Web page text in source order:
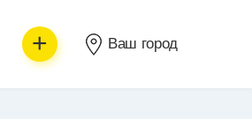
+ Ваш город